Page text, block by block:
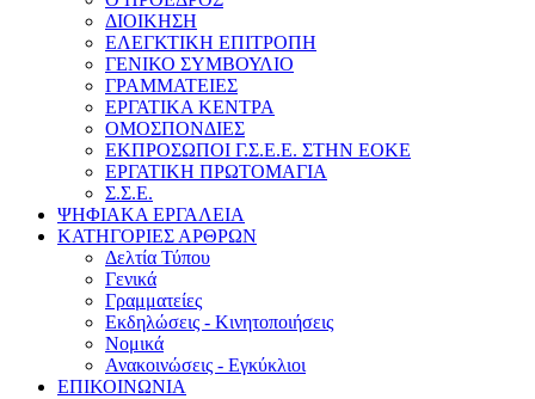
ΔΙΟΙΚΗΣΗ
ΕΛΕΓΚΤΙΚΗ ΕΠΙΤΡΟΠΗ
ΓΕΝΙΚΟ ΣΥΜΒΟΥΛΙΟ
ΓΡΑΜΜΑΤΕΙΕΣ
ΕΡΓΑΤΙΚΑ ΚΕΝΤΡΑ
ΟΜΟΣΠΟΝΔΙΕΣ
ΕΚΠΡΟΣΩΠΟΙ Γ.Σ.Ε.Ε. ΣΤΗΝ ΕΟΚΕ
ΕΡΓΑΤΙΚΗ ΠΡΩΤΟΜΑΓΙΑ
Σ.Σ.Ε.
ΨΗΦΙΑΚΑ ΕΡΓΑΛΕΙΑ
ΚΑΤΗΓΟΡΙΕΣ ΑΡΘΡΩΝ
Δελτία Τύπου
Γενικά
Γραμματείες
Εκδηλώσεις - Κινητοποιήσεις
Νομικά
Ανακοινώσεις - Εγκύκλιοι
ΕΠΙΚΟΙΝΩΝΙΑ